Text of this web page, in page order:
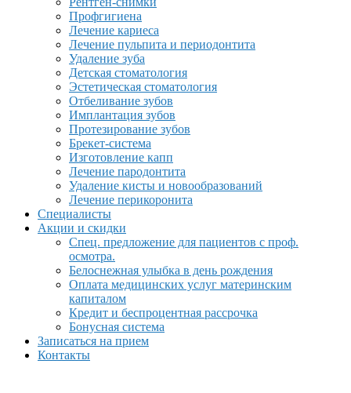
Профгигиена
Лечение кариеса
Лечение пульпита и периодонтита
Удаление зуба
Детская стоматология
Эстетическая стоматология
Отбеливание зубов
Имплантация зубов
Протезирование зубов
Брекет-система
Изготовление капп
Лечение пародонтита
Удаление кисты и новообразований
Лечение перикоронита
Специалисты
Акции и скидки
Спец. предложение для пациентов с проф.
осмотра.
Белоснежная улыбка в день рождения
Оплата медицинских услуг материнским
капиталом
Кредит и беспроцентная рассрочка
Бонусная система
Записаться на прием
Контакты